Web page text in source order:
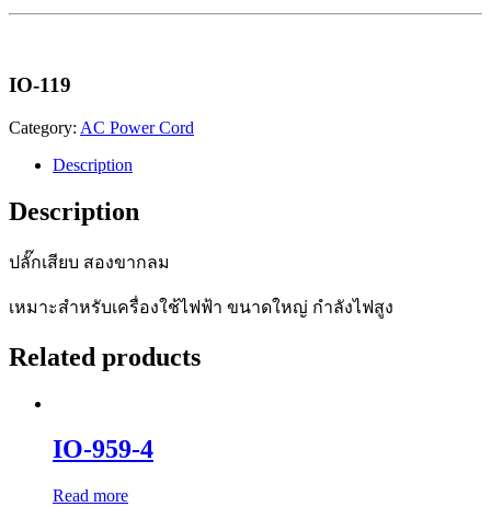
IO-119
Category: AC Power Cord
Description
Description
ปลั๊กเสียบ สองขากลม
เหมาะสำหรับเครื่องใช้ไฟฟ้า ขนาดใหญ่ กำลังไฟสูง
Related products
IO-959-4
Read more